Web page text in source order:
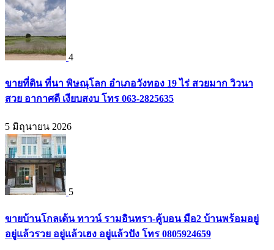
4
ขายที่ดิน ที่นา พิษณุโลก อำเภอวังทอง 19 ไร่ สวยมาก วิวนา
สวย อากาศดี เงียบสงบ โทร 063-2825635
5 มิถุนายน 2026
5
ขายบ้านโกลเด้น ทาวน์ รามอินทรา-คู้บอน มือ2 บ้านพร้อมอยู่
อยู่แล้วรวย อยู่แล้วเฮง อยู่แล้วปัง โทร 0805924659